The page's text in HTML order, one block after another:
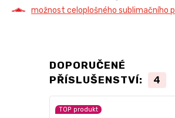
možnost celoplošného sublimačního
DOPORUČENÉ
PŘÍSLUŠENSTVÍ:
4
TOP produkt